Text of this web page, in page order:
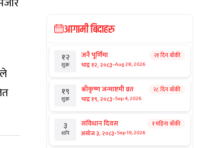
आगामी बिदाहरु
१२
शुक्र
जनै पूर्णिमा
भाद्र १२, २०८३-Aug 28, 2026
२१ दिन बाँकी
१९
शुक्र
श्रीकृष्ण जन्माष्टमी व्रत
भाद्र १९, २०८३-Sep 4, 2026
२८ दिन बाँकी
३
शनि
संविधान दिवस
असोज ३, २०८३-Sep 19, 2026
१ महिना बाँकी